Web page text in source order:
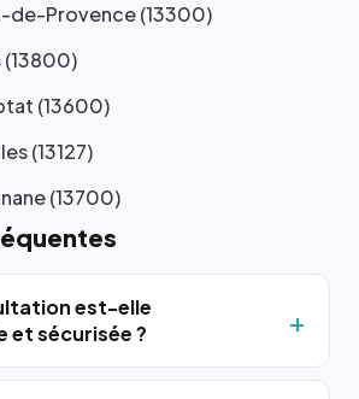
de-Provence (13300)
(13800)
(13600)
(13127)
(13700)
est-elle
et sécurisée ?